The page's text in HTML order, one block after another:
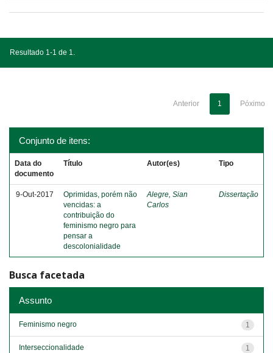
Resultado 1-1 de 1.
Anterior 1 Póximo
Conjunto de itens:
Data do
documento
Título Autor(es) Tipo
9-Out-2017
Oprimidas, porém não
vencidas: a
contribuição do
feminismo negro para
pensar a
descolonialidade
Alegre, Sian
Carlos
Dissertação
Busca facetada
Assunto
1
Feminismo negro
1
Interseccionalidade